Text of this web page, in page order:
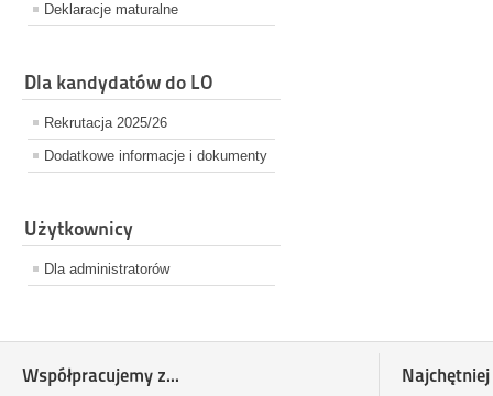
Deklaracje maturalne
Dla kandydatów do LO
Rekrutacja 2025/26
Dodatkowe informacje i dokumenty
Użytkownicy
Dla administratorów
Współpracujemy z...